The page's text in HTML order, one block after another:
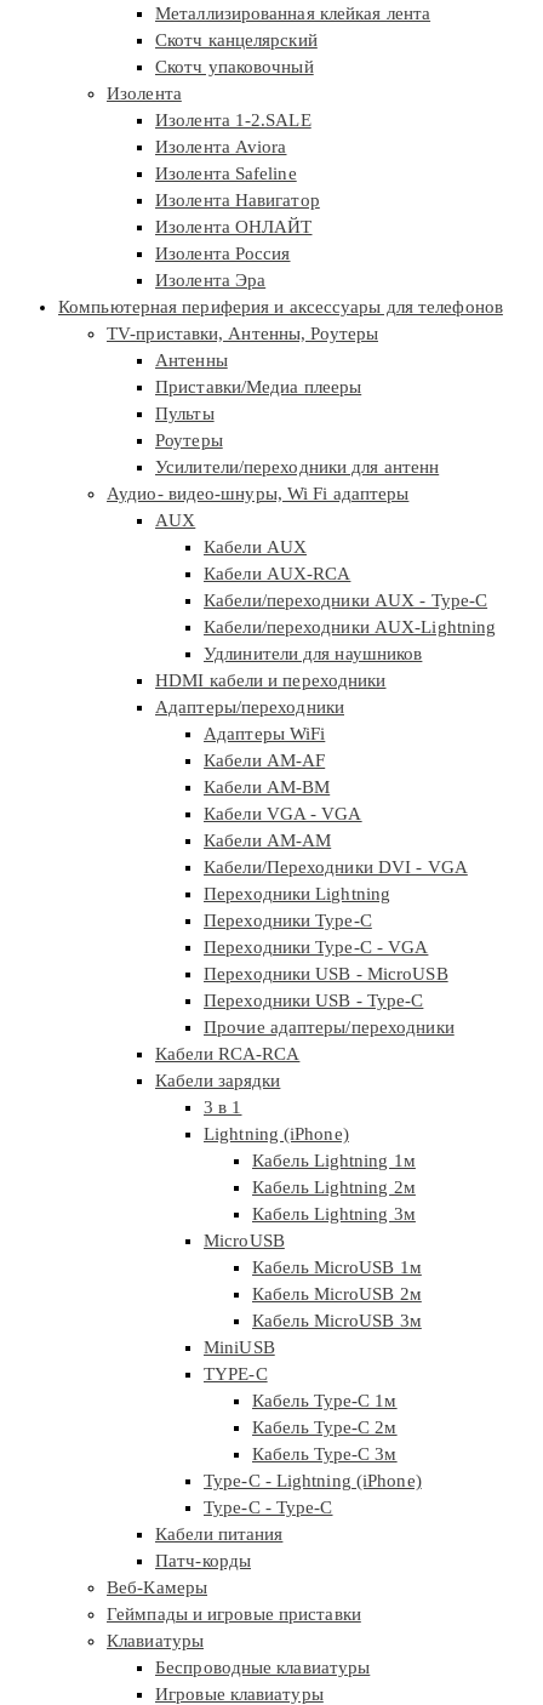
Металлизированная клейкая лента
Скотч канцелярский
Скотч упаковочный
Изолента
Изолента 1-2.SALE
Изолента Aviora
Изолента Safeline
Изолента Навигатор
Изолента ОНЛАЙТ
Изолента Россия
Изолента Эра
Компьютерная периферия и аксессуары для телефонов
TV-приставки, Антенны, Роутеры
Антенны
Приставки/Медиа плееры
Пульты
Роутеры
Усилители/переходники для антенн
Аудио- видео-шнуры, Wi Fi адаптеры
AUX
Кабели AUX
Кабели AUX-RCA
Кабели/переходники AUX - Type-C
Кабели/переходники AUX-Lightning
Удлинители для наушников
HDMI кабели и переходники
Адаптеры/переходники
Адаптеры WiFi
Кабели AM-AF
Кабели AM-BM
Кабели VGA - VGA
Кабели АМ-АМ
Кабели/Переходники DVI - VGA
Переходники Lightning
Переходники Type-C
Переходники Type-C - VGA
Переходники USB - MicroUSB
Переходники USB - Type-C
Прочие адаптеры/переходники
Кабели RCA-RCA
Кабели зарядки
3 в 1
Lightning (iPhone)
Кабель Lightning 1м
Кабель Lightning 2м
Кабель Lightning 3м
MicroUSB
Кабель MicroUSB 1м
Кабель MicroUSB 2м
Кабель MicroUSB 3м
MiniUSB
TYPE-C
Кабель Type-C 1м
Кабель Type-C 2м
Кабель Type-C 3м
Type-C - Lightning (iPhone)
Type-C - Type-C
Кабели питания
Патч-корды
Веб-Камеры
Геймпады и игровые приставки
Клавиатуры
Беспроводные клавиатуры
Игровые клавиатуры